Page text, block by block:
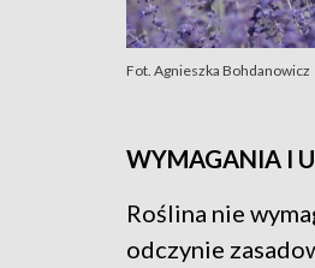
Fot. Agnieszka Bohdanowicz
WYMAGANIA I
Roślina nie
odczynie